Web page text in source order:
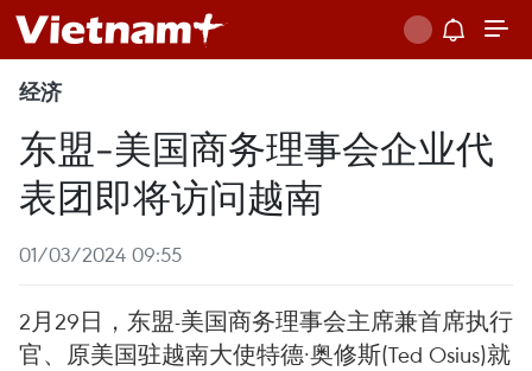
经济
东盟-美国商务理事会企业代
表团即将访问越南
01/03/2024 09:55
2月29日，东盟-美国商务理事会主席兼首席执行
官、原美国驻越南大使特德·奥修斯(Ted Osius)就